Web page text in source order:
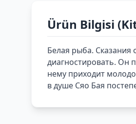
Ürün Bilgisi
Белая рыба. Сказания
диагностировать. Он
нему приходит
в душе Сяо Бая